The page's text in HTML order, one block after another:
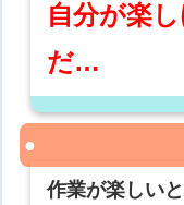
自分が楽
だ…
作業が楽しい